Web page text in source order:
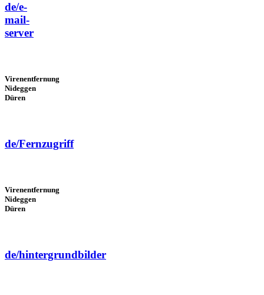
de/e-
mail-
server
Virenentfernung
Nideggen
Düren
de/Fernzugriff
Virenentfernung
Nideggen
Düren
de/hintergrundbilder